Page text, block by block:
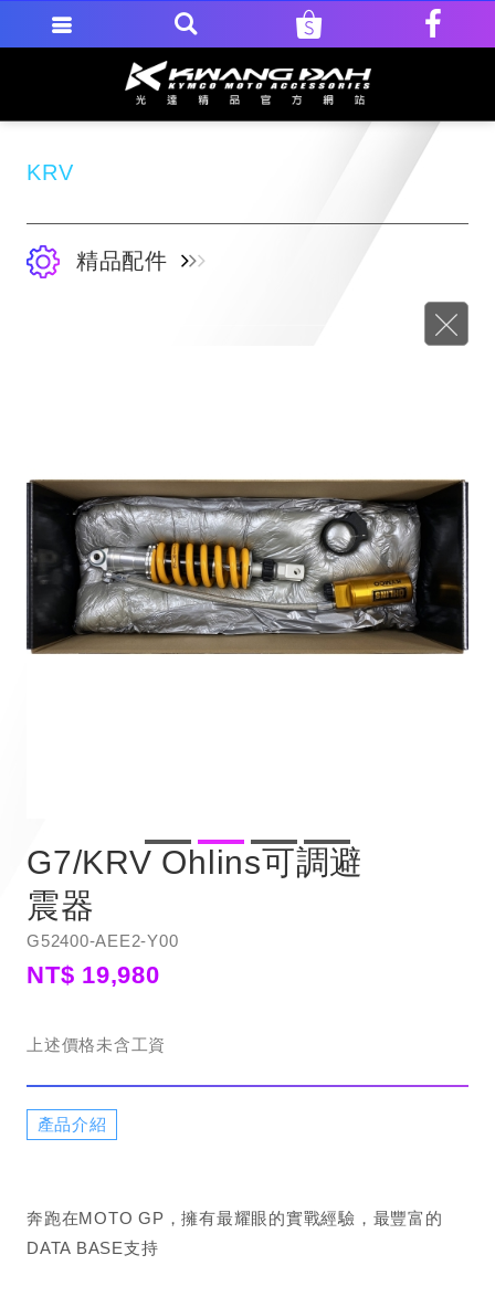
KRV
精品配件
G7/KRV Ohlins可調避
震器
G52400-AEE2-Y00
NT$ 19,980
上述價格未含工資
產品介紹
奔跑在MOTO GP，擁有最耀眼的實戰經驗，最豐富的
DATA BASE支持